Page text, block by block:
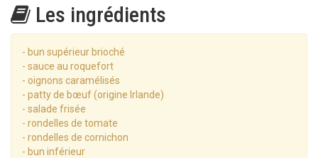
Les ingrédients
- bun supérieur brioché
- sauce au roquefort
- oignons caramélisés
- patty de bœuf (origine Irlande)
- salade frisée
- rondelles de tomate
- rondelles de cornichon
- bun inférieur